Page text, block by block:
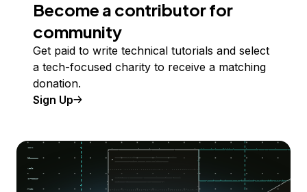
Become a contributor for
community
Get paid to write technical tutorials and select
a tech-focused charity to receive a matching
donation.
Sign Up